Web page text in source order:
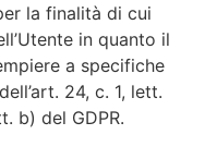
la finalità di cui
in quanto il
a specifiche
24, c. 1, lett.
b) del GDPR.